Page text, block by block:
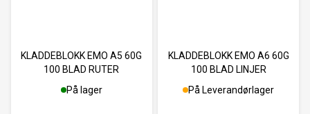
KLADDEBLOKK EMO A5 60G
100 BLAD RUTER
På lager
KLADDEBLOKK EMO A6 60G
100 BLAD LINJER
På Leverandørlager